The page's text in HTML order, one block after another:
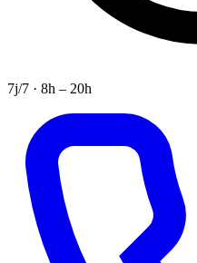
7j/7 · 8h – 20h